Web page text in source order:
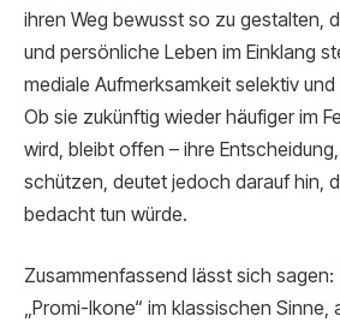
ihren Weg bewusst so zu gestalten,
und persönliche Leben im Einklang
mediale Aufmerksamkeit selektiv
Ob sie zukünftig wieder häufiger im
wird, bleibt offen – ihre
schützen, deutet jedoch darauf hin,
bedacht tun würde.
Zusammenfassend lässt sich sagen:
„Promi-Ikone“ im klassischen Sinne,